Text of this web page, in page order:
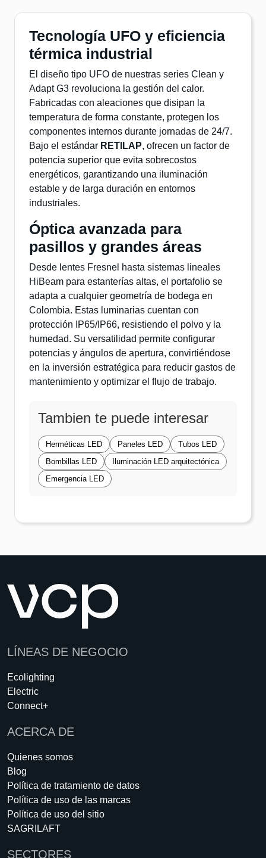
Tecnología UFO y eficiencia
térmica industrial
El diseño tipo UFO de nuestras series Clean y
Adapt G3 revoluciona la gestión del calor.
Fabricadas con aleaciones que disipan la
temperatura de forma constante, protegen los
componentes internos durante jornadas de 24/7.
Bajo el estándar RETILAP, ofrecen un factor de
potencia superior que evita sobrecostos
energéticos, garantizando una iluminación
estable y de larga duración en entornos
industriales.
Óptica avanzada para
pasillos y grandes áreas
Desde lentes Fresnel hasta sistemas lineales
HiBeam para estanterías altas, el portafolio se
adapta a cualquier geometría de bodega en
Colombia. Estas luminarias cuentan con
protección IP65/IP66, resistiendo el polvo y la
humedad. Su versatilidad permite configurar
potencias y ángulos de apertura, convirtiéndose
en la inversión estratégica para reducir gastos de
mantenimiento y optimizar el flujo de trabajo.
Tambien te puede interesar
Herméticas LED Paneles LED
Tubos LED
Bombillas LED
Iluminación LED arquitectónica
Emergencia LED
LÍNEAS DE NEGOCIO
Ecolighting
Electric
Connect+
ACERCA DE
Quienes somos
Blog
Política de tratamiento de datos
Política de uso de las marcas
Política de uso del sitio
SAGRILAFT
SECTORES